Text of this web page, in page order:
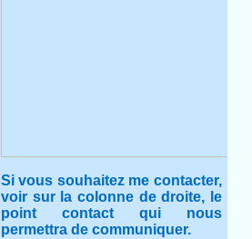
Si vous souhaitez me contacter,
voir sur la colonne de droite, le
point contact qui nous
permettra de communiquer.